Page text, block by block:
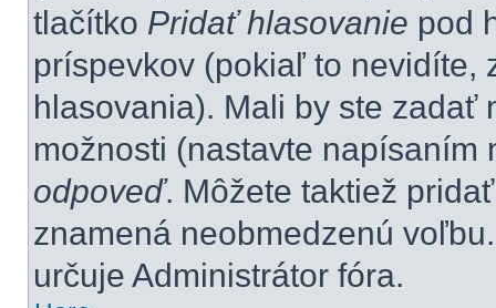
tlačítko Pridať hlasovanie pod
príspevkov (pokiaľ to nevidíte,
hlasovania). Mali by ste zadať
možnosti (nastavte
odpoveď. Môžete taktiež
znamená neobmedzenú
určuje Administrátor fóra.